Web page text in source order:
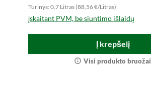
Turinys: 0.7 Litras (88,56 €/Litras)
įskaitant PVM, be siuntimo išlaidų
Į krepšelį
Visi produkto bruožai